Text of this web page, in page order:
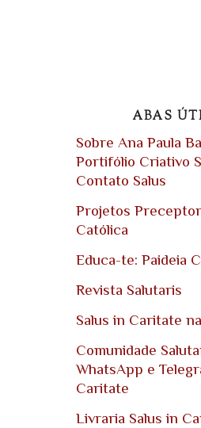
ABAS
Sobre Ana Paula
Portifólio Criativo
Contato Salus
Projetos
Católica
Educa-te: Paideia
Revista Salutaris
Salus in Caritate
Comunidade
WhatsApp e
Caritate
Livraria Salus in